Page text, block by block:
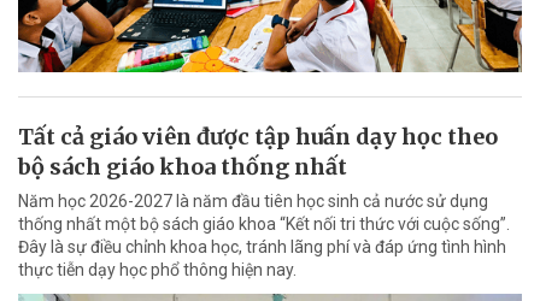
Tất cả giáo viên được tập huấn dạy học theo
bộ sách giáo khoa thống nhất
Năm học 2026-2027 là năm đầu tiên học sinh cả nước sử dụng
thống nhất một bộ sách giáo khoa “Kết nối tri thức với cuộc sống”.
Đây là sự điều chỉnh khoa học, tránh lãng phí và đáp ứng tình hình
thực tiễn dạy học phổ thông hiện nay.